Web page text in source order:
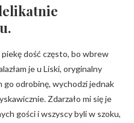
dość często, bo wbrew
je u Liski, oryginalny
go odrobinę, wychodzi jednak
Zdarzało mi się je
gości i wszyscy byli w szoku,